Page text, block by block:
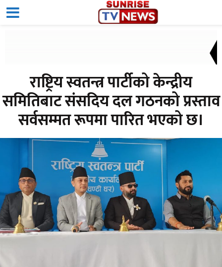
राष्ट्रिय स्वतन्त्र पार्टीको केन्द्रीय
समितिबाट संसदिय दल गठनको प्रस्ताव
सर्वसम्मत रूपमा पारित भएको छ।